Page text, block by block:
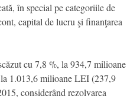
în special pe categoriile de
capital de lucru şi finanţarea
cu 7,8 %, la 934,7 milioane
1.013,6 milioane LEI (237,9
considerând rezolvarea